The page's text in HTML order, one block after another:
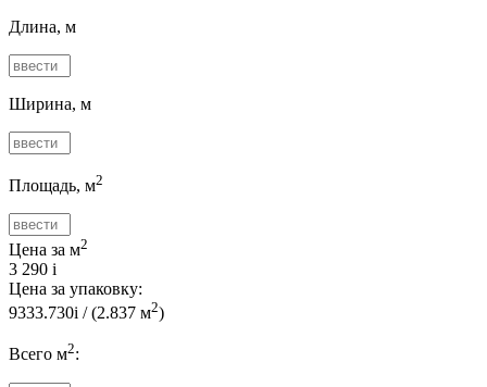
Длина, м
Ширина, м
Площадь, м2
Цена за м2
3 290 i
Цена за упаковку:
9333.730i / (2.837 м2)
Всего м2: